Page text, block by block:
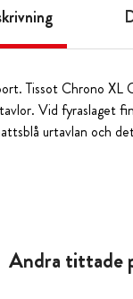
Tissot Chrono
Vid fyraslaget
urtavlan och
Andra tittade